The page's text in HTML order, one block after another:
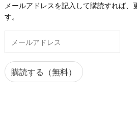
メールアドレスを記入して購読すれば、
す。
ア
ド
購読する（無料）